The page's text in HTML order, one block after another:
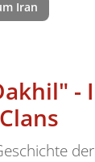
Iran
-